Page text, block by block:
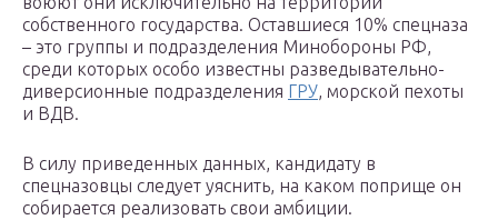
собственного государства. Оставшиеся 10% спецназа
– это группы и подразделения Минобороны РФ,
среди которых особо известны разведывательно-
диверсионные подразделения ГРУ, морской пехоты
и ВДВ.
В силу приведенных данных, кандидату в
спецназовцы следует уяснить, на каком поприще он
собирается реализовать свои амбиции.